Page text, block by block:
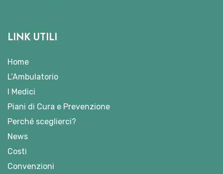
LINK UTILI
Home
L’Ambulatorio
I Medici
Piani di Cura e Prevenzione
Perché sceglierci?
News
Costi
Convenzioni